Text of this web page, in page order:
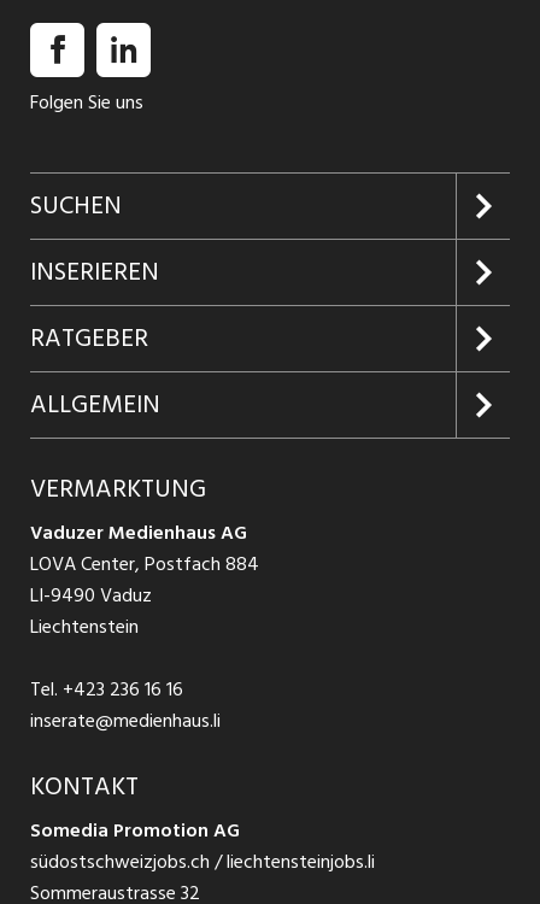
Folgen Sie uns
SUCHEN
Jobs suchen
Jobabo
Firmen entdecken
Jobs in Graubünden
Jobs in St. Gallen
Jobs in Glarus
Jobs in der Südostschweiz
Temporär Jobs
Teilzeit Jobs
Praktikum
INSERIEREN
Kundenlogin
Inserieren
Produkte
Schnittstelle
RATGEBER
Glossar
Ratgeber Bewerbung / Rekrutierung
ALLGEMEIN
AGB
Datenschutzbestimmungen
Nutzungsbedingungen
Impressum
VERMARKTUNG
Vaduzer Medienhaus AG
LOVA Center, Postfach 884
LI-9490 Vaduz
Liechtenstein
Tel. +423 236 16 16
inserate@medienhaus.li
KONTAKT
Somedia Promotion AG
südostschweizjobs.ch / liechtensteinjobs.li
Sommeraustrasse 32